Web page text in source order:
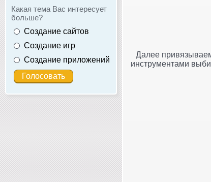
Какая тема Вас интересует
больше?
Создание сайтов
Создание игр
Создание приложений
Далее
инструментами